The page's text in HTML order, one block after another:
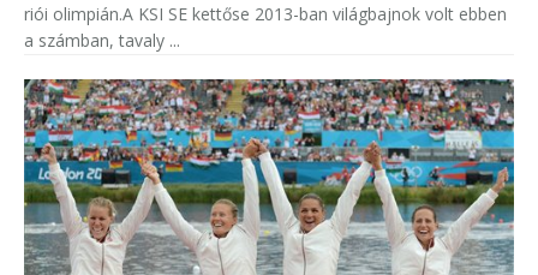
riói olimpián.A KSI SE kettőse 2013-ban világbajnok volt ebben
a számban, tavaly ...